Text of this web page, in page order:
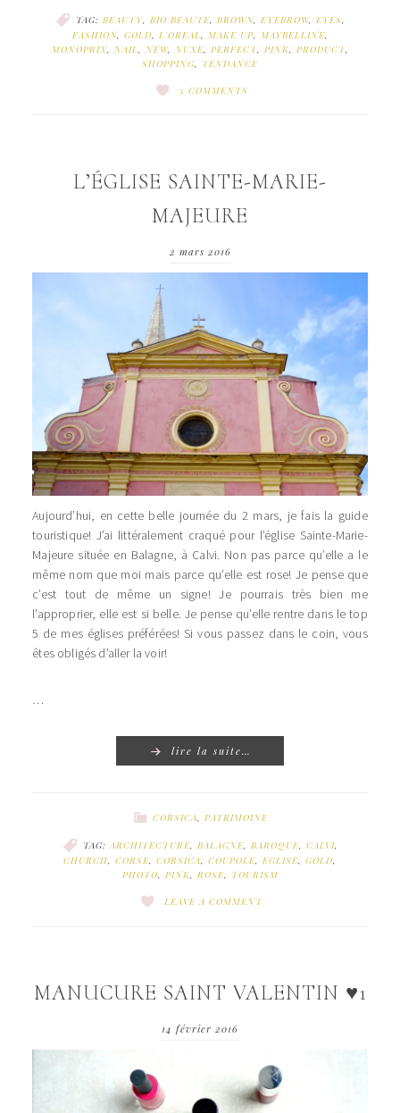
TAG: BEAUTY, BIO BEAUTE, BROWN, EYEBROW, EYES
FASHION, GOLD L'OREAL MAKE UP, MAYBELLINE,
MONOPRIX, NAIL NEW, NUXE, PERFECT, PINK PRODUCT,
SHOPPING
TENDANCE
5 COMMENTS
L’ÉGLISE SAINTE-MARIE-
MAJEURE
2 mars 2016
Aujourd’hui, en cette belle journée du 2 mars, je fais la guide
touristique! J’ai littéralement craqué pour l’église Sainte-Marie-
Majeure située en Balagne, à Calvi. Non pas parce qu’elle a le
même nom que moi mais parce qu’elle est rose! Je pense que
c’est tout de même un signe! Je pourrais très bien me
l’approprier, elle est si belle. Je pense qu’elle rentre dans le top
5 de mes églises préférées! Si vous passez dans le coin, vous
êtes obligés d’aller la voir!
…
lire la suite…
CORSICA, PATRIMOINE
TAG:ARCHITECTURE, BALAGNE, BAROQUE, CALVI,
CHURCH, CORSE, CORSICA, COUPOLE, EGLISE, GOLD,
PHOTO, PINK, ROSE, TOURISM
LEAVE A COMMENT
MANUCURE SAINT VALENTIN ♥1
14 février 2016